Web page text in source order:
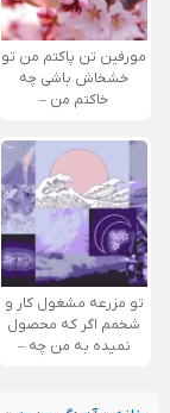
مورفین تن پاکتم من تو
خشخاش باشی چه
خاکتم من –
تو مزرعه مشغول کار و
شخمم اگر که محصول
نمیده به من چه –